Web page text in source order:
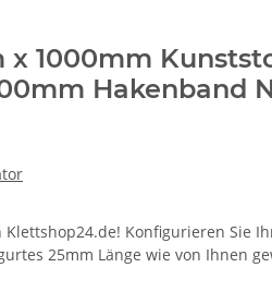
1000mm
Hakenband
Konfigurieren Sie
25mm Länge wie von Ihnen